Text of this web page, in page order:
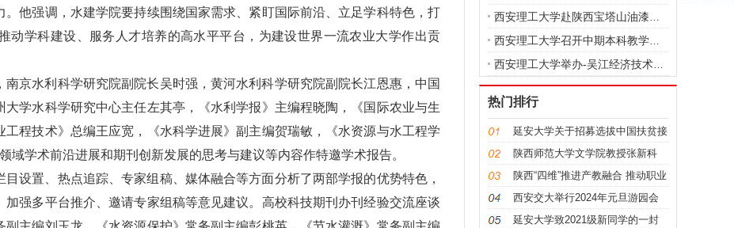
他强调，水建学院要持续围绕国家需求、紧盯国际前沿、立足学科特色，打
动学科建设、服务人才培养的高水平平台，为建设世界一流农业大学作出贡
京水利科学研究院副院长吴时强，黄河水利科学研究院副院长江恩惠，中国
学水科学研究中心主任左其亭，《水利学报》主编程晓陶，《国际农业与生
程技术》总编王应宽，《水科学进展》副主编贺瑞敏，《水资源与水工程学
域学术前沿进展和期刊创新发展的思考与建议等内容作特邀学术报告。
设置、热点追踪、专家组稿、媒体融合等方面分析了两部学报的优势特色，
强多平台推介、邀请专家组稿等意见建议。高校科技期刊办刊经验交流座谈
西安理工大学赴陕西宝塔山油漆股份有限
西安理工大学召开中期本科教学工作会
西安理工大学举办-吴江经济技术开发区
热门排行
延安大学关于招募选拔中国扶贫接
力计划
陕西师范大学文学院教授张新科
—— 钟
陕西“四维”推进产教融合 推动职业
教
西安交大举行2024年元旦游园会
师生互
延安大学致2021级新同学的一封